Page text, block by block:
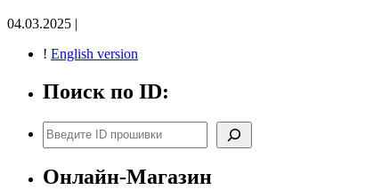
04.03.2025 |
! English version
Поиск по ID:
Поиск
Онлайн-Магазин